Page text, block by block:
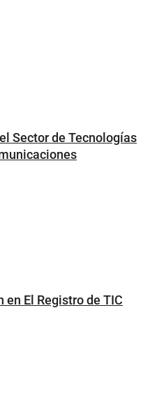
Sector de Tecnologías
El Registro de TIC